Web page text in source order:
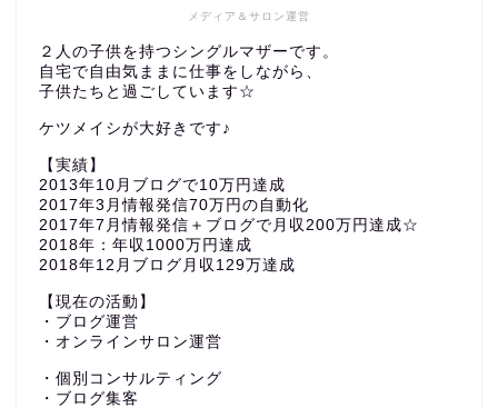
メディア＆サロン運営
２人の子供を持つシングルマザーです。
自宅で自由気ままに仕事をしながら、
子供たちと過ごしています☆
ケツメイシが大好きです♪
【実績】
2013年10月ブログで10万円達成
2017年3月情報発信70万円の自動化
2017年7月情報発信＋ブログで月収200万円達成☆
2018年：年収1000万円達成
2018年12月ブログ月収129万達成
【現在の活動】
・ブログ運営
・オンラインサロン運営
・個別コンサルティング
・ブログ集客